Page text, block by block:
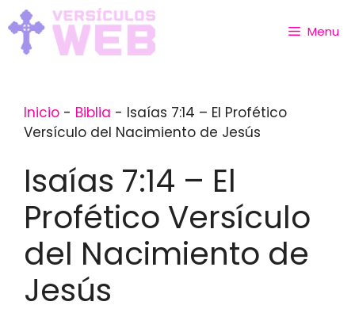
Skip
to
content
Menu
Inicio - Biblia - Isaías 7:14 – El Profético
Versículo del Nacimiento de Jesús
Isaías 7:14 – El
Profético Versículo
del Nacimiento de
Jesús